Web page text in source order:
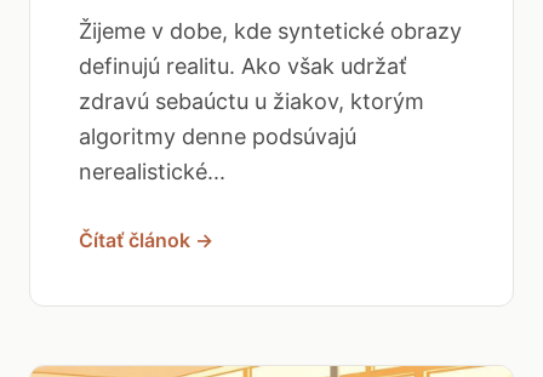
Žijeme v dobe, kde syntetické obrazy
definujú realitu. Ako však udržať
zdravú sebaúctu u žiakov, ktorým
algoritmy denne podsúvajú
nerealistické...
Čítať článok →